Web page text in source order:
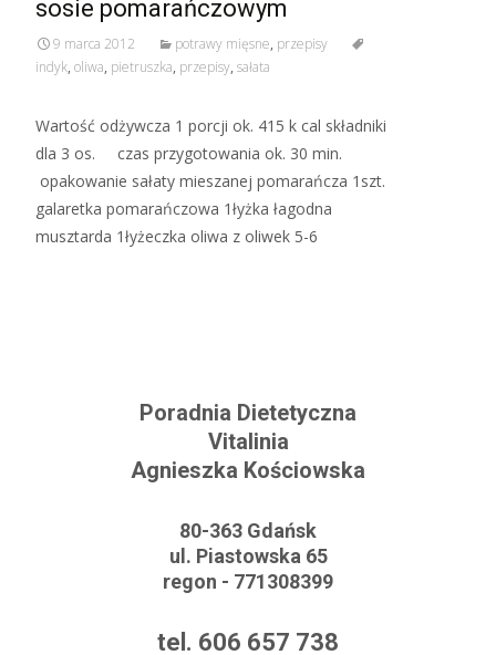
sosie pomarańczowym
9 marca 2012 potrawy mięsne, przepisy
indyk, oliwa, pietruszka, przepisy, sałata
Wartość odżywcza 1 porcji ok. 415 k cal składniki
dla 3 os. czas przygotowania ok. 30 min.
opakowanie sałaty mieszanej pomarańcza 1szt.
galaretka pomarańczowa 1łyżka łagodna
musztarda 1łyżeczka oliwa z oliwek 5-6
Poradnia Dietetyczna
Vitalinia
Agnieszka Kościowska
80-363 Gdańsk
ul. Piastowska 65
regon - 771308399
tel. 606 657 738